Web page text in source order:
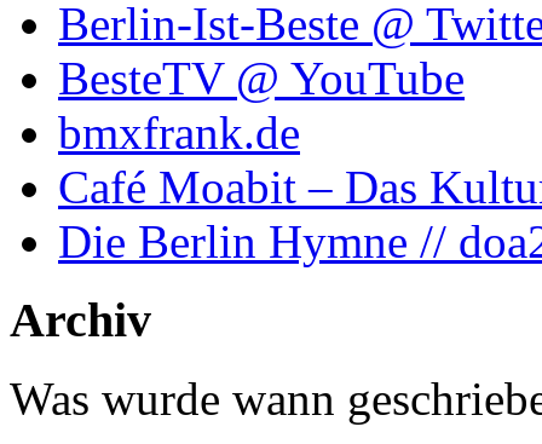
Berlin-Ist-Beste @
BesteTV @ YouTube
bmxfrank.de
Café Moabit – Das
Die Berlin Hymne //
Archiv
Was wurde wann